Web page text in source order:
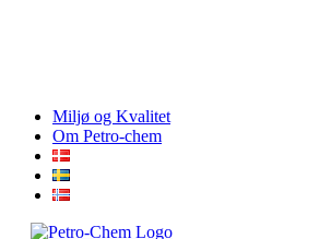
content
Miljø og Kvalitet
Om Petro-chem